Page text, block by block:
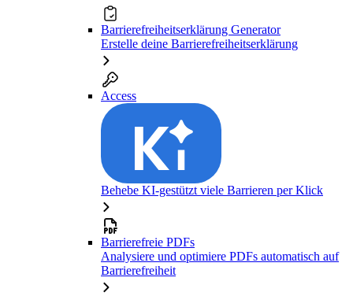
Barrierefreiheitserklärung Generator
Erstelle deine Barrierefreiheitserklärung
Access
Behebe KI-gestützt viele Barrieren per Klick
Barrierefreie PDFs
Analysiere und optimiere PDFs automatisch auf
Barrierefreiheit